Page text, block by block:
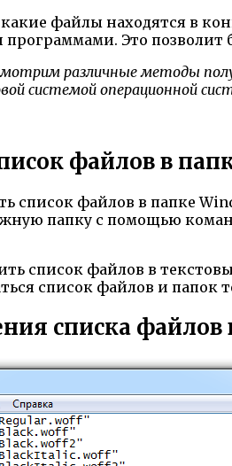
какие файлы находятся в
Это
различные методы
системой операционной
файлов в
список файлов в папке
папку с помощью
список файлов в
список файлов и папок
списка файлов